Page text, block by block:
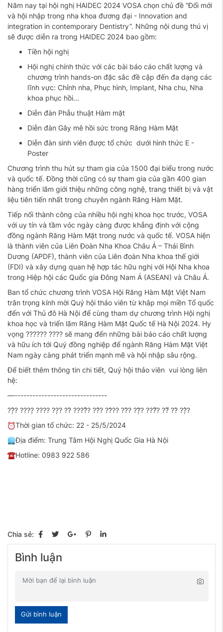
Năm nay tại hội nghị HAIDEC 2024 VOSA chọn chủ đề “Đổi mới
và hội nhập trong nha khoa đương đại - Innovation and
integration in contemporary Dentistry”. Những nội dung thú vị
sẽ được diễn ra trong HAIDEC 2024 bao gồm:
Tiền hội nghị
Hội nghị chính thức với các bài báo cáo chất lượng và
chương trình hands-on đặc sắc đề cập đến đa dạng các
lĩnh vực: Chỉnh nha, Phục hình, Implant, Nha chu, Nha
khoa phục hồi...
Diễn đàn Phẫu thuật Hàm mặt
Diễn đàn Gây mê hồi sức trong Răng Hàm Mặt
Diễn đàn sinh viên được tổ chức dưới hình thức E -
Poster
Chương trình thu hút sự tham gia của 1500 đại biểu trong nước
và quốc tế. Đồng thời cũng có sự tham gia của gần 400 gian
hàng triển lãm giới thiệu những công nghệ, trang thiết bị và vật
liệu tiên tiến nhất trong chuyên ngành Răng Hàm Mặt.
Tiếp nối thành công của nhiều hội nghị khoa học trước, VOSA
với uy tín và tầm vóc ngày càng được khẳng định với cộng
đồng ngành Răng Hàm Mặt trong nước và quốc tế. VOSA hiện
là thành viên của Liên Đoàn Nha Khoa Châu Á – Thái Bình
Dương (APDF), thành viên của Liên đoàn Nha khoa thế giới
(FDI) và xây dựng quan hệ hợp tác hữu nghị với Hội Nha khoa
trong Hiệp hội các Quốc gia Đông Nam Á (ASEAN) và Châu Á.
Ban tổ chức chương trình VOSA Hội Răng Hàm Mặt Việt Nam
trân trọng kính mời Quý hội thảo viên từ khắp mọi miền Tổ quốc
đến với Thủ đô Hà Nội để cùng tham dự chương trình Hội nghị
khoa học và triển lãm Răng Hàm Mặt Quốc tế Hà Nội 2024. Hy
vọng ?????? ???? sẽ mang đến những bài báo cáo chất lượng
và hữu ích tới Quý đồng nghiệp để ngành Răng Hàm Mặt Việt
Nam ngày càng phát triển mạnh mẽ và hội nhập sâu rộng.
Để biết thêm thông tin chi tiết, Quý hội thảo viên vui lòng liên
hệ:
—-------------------------------
??̣̂? ????̣ ???? ??̣? ??̀ ????̂̉? ??̃? ??̆?? ??̀? ??̣̆? ???̂́? ??̂́ ??̀ ??̣̂?
Thời gian tổ chức: 22 - 25/5/2024
Địa điểm: Trung Tâm Hội Nghị Quốc Gia Hà Nội
Hotline: 0983 922 586
Chia sẻ:
Bình luận
Gửi bình luận